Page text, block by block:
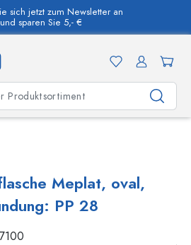
sich jetzt zum Newsletter an
und sparen Sie 5,- €
Meplat, oval,
PP 28